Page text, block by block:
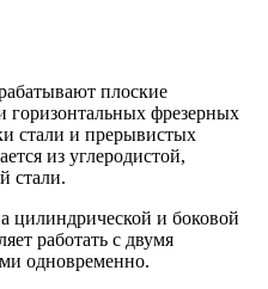
плоские
горизонтальных фрезерных
стали и прерывистых
из углеродистой,
стали.
цилиндрической и боковой
работать с двумя
одновременно.